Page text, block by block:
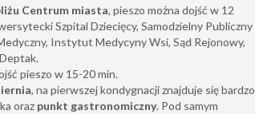
Centrum miasta, pieszo można dojść w 12
Szpital Dziecięcy, Samodzielny Publiczny
Instytut Medycyny Wsi, Sąd Rejonowy,
pieszo w 15-20 min.
, na pierwszej kondygnacji znajduje się bardzo
oraz punkt gastronomiczny. Pod samym